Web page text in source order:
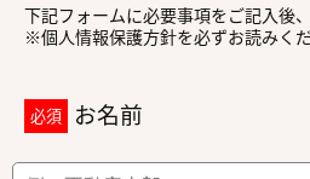
下記フォームに必要事項をご記入後
※個人情報保護方針を必ずお読みくだ
必須 お名前